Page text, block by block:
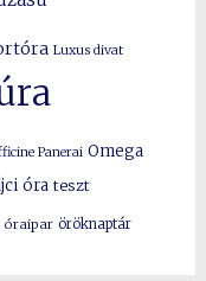
Luxus divat
Panerai Omega
óra teszt
óraipar öröknaptár